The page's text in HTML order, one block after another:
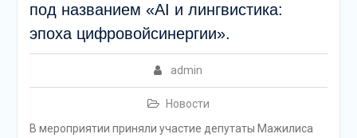
под названием «AI и лингвистика:
эпоха цифровойсинергии».
admin
Новости
В мероприятии приняли участие депутаты Мажилиса